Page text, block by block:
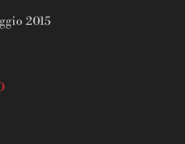
2015